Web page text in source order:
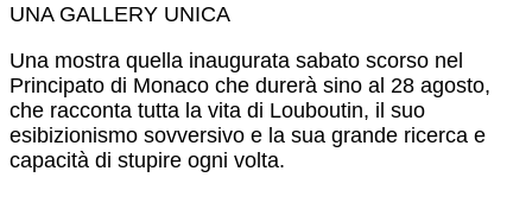
UNA GALLERY UNICA
Una mostra quella inaugurata sabato scorso nel
Principato di Monaco che durerà sino al 28 agosto,
che racconta tutta la vita di Louboutin, il suo
esibizionismo sovversivo e la sua grande ricerca e
capacità di stupire ogni volta.